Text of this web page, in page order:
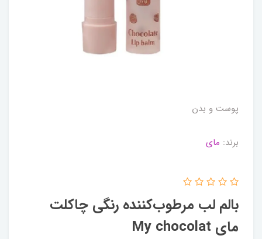
پوست و بدن
برند: مای
بالم لب مرطوب‌کننده رنگی چاکلت
مای My chocolat